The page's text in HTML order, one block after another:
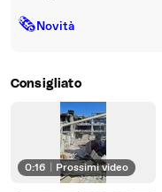
🗞Novità
Consigliato
0:16 Prossimi video